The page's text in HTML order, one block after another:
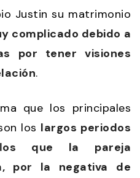
Justin su matrimonio
complicado debido a
por tener visiones
.
que los principales
los largos periodos
los que la pareja
por la negativa de